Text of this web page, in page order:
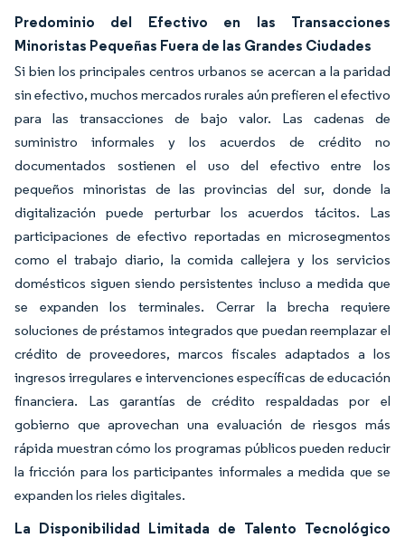
Predominio del Efectivo en las Transacciones
Minoristas Pequeñas Fuera de las Grandes Ciudades
Si bien los principales centros urbanos se acercan a la paridad
sin efectivo, muchos mercados rurales aún prefieren el efectivo
para las transacciones de bajo valor. Las cadenas de
suministro informales y los acuerdos de crédito no
documentados sostienen el uso del efectivo entre los
pequeños minoristas de las provincias del sur, donde la
digitalización puede perturbar los acuerdos tácitos. Las
participaciones de efectivo reportadas en microsegmentos
como el trabajo diario, la comida callejera y los servicios
domésticos siguen siendo persistentes incluso a medida que
se expanden los terminales. Cerrar la brecha requiere
soluciones de préstamos integrados que puedan reemplazar el
crédito de proveedores, marcos fiscales adaptados a los
ingresos irregulares e intervenciones específicas de educación
financiera. Las garantías de crédito respaldadas por el
gobierno que aprovechan una evaluación de riesgos más
rápida muestran cómo los programas públicos pueden reducir
la fricción para los participantes informales a medida que se
expanden los rieles digitales.
La Disponibilidad Limitada de Talento Tecnológico